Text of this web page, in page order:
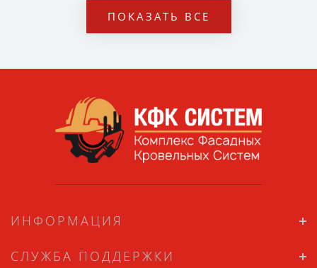
ПОКАЗАТЬ ВСЕ
ИНФОРМАЦИЯ
СЛУЖБА ПОДДЕРЖКИ